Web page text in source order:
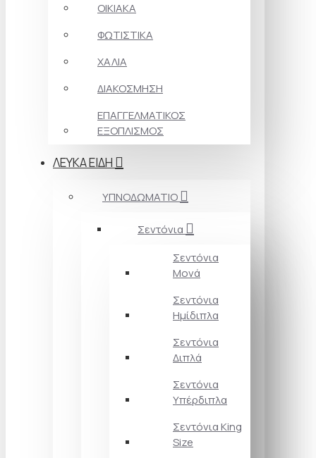
ΟΙΚΙΑΚΑ
ΦΩΤΙΣΤΙΚΑ
ΧΑΛΙΑ
ΔΙΑΚΟΣΜΗΣΗ
ΕΠΑΓΓΕΛΜΑΤΙΚΟΣ
ΕΞΟΠΛΙΣΜΟΣ
ΛΕΥΚΑ ΕΙΔΗ
ΥΠΝΟΔΩΜΑΤΙΟ
Σεντόνια
Σεντόνια
Μονά
Σεντόνια
Ημίδιπλα
Σεντόνια
Διπλά
Σεντόνια
Υπέρδιπλα
Σεντόνια King
Size